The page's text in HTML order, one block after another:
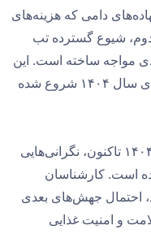
دامی که هزینه‌های
شیوع گسترده تب
مواجه ساخته است. این
شرایط، روند رشد قیمت‌ها را که از ابتدای سال ۱۴۰۴ شروع شده
تداوم رشد قیمت لبنیات از ابتدای سال ۱۴۰۴ تاکنون، نگرانی‌هایی
است. کارشناسان
احتمال جهش‌های بعدی
و امنیت غذایی